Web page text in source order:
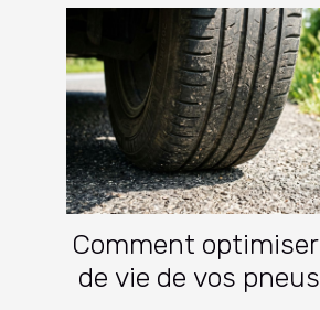
Comment
de vie de vos